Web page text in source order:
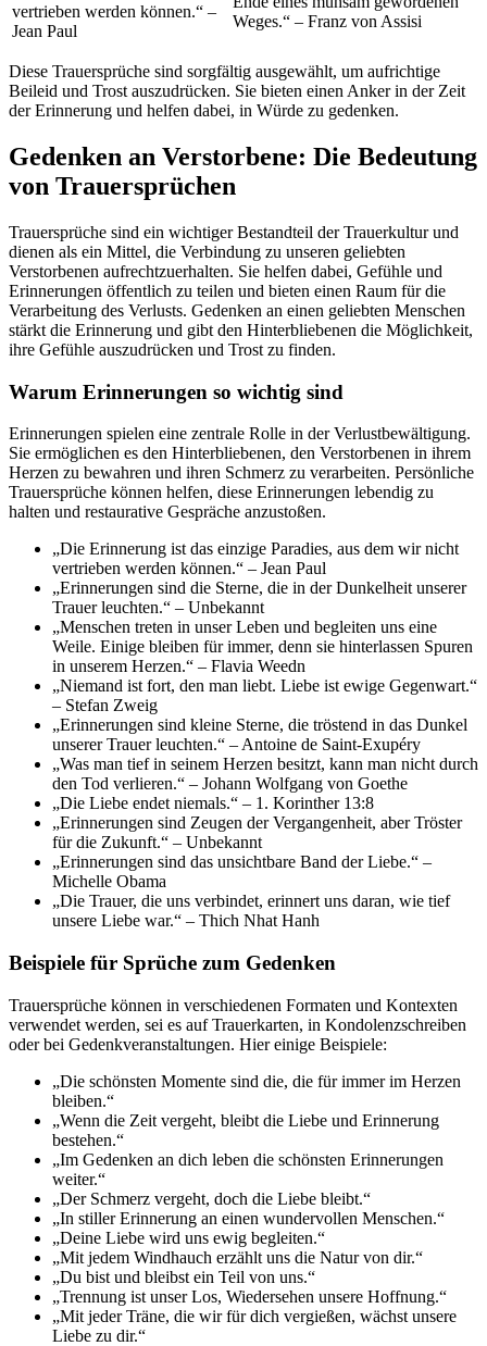
vertrieben werden können.“ –
Jean Paul
Weges.“ – Franz von Assisi
Diese Trauersprüche sind sorgfältig ausgewählt, um aufrichtige
Beileid und Trost auszudrücken. Sie bieten einen Anker in der Zeit
der Erinnerung und helfen dabei, in Würde zu gedenken.
Gedenken an Verstorbene: Die Bedeutung
von Trauersprüchen
Trauersprüche sind ein wichtiger Bestandteil der Trauerkultur und
dienen als ein Mittel, die Verbindung zu unseren geliebten
Verstorbenen aufrechtzuerhalten. Sie helfen dabei, Gefühle und
Erinnerungen öffentlich zu teilen und bieten einen Raum für die
Verarbeitung des Verlusts. Gedenken an einen geliebten Menschen
stärkt die Erinnerung und gibt den Hinterbliebenen die Möglichkeit,
ihre Gefühle auszudrücken und Trost zu finden.
Warum Erinnerungen so wichtig sind
Erinnerungen spielen eine zentrale Rolle in der Verlustbewältigung.
Sie ermöglichen es den Hinterbliebenen, den Verstorbenen in ihrem
Herzen zu bewahren und ihren Schmerz zu verarbeiten. Persönliche
Trauersprüche können helfen, diese Erinnerungen lebendig zu
halten und restaurative Gespräche anzustoßen.
„Die Erinnerung ist das einzige Paradies, aus dem wir nicht
vertrieben werden können.“ – Jean Paul
„Erinnerungen sind die Sterne, die in der Dunkelheit unserer
Trauer leuchten.“ – Unbekannt
„Menschen treten in unser Leben und begleiten uns eine
Weile. Einige bleiben für immer, denn sie hinterlassen Spuren
in unserem Herzen.“ – Flavia Weedn
„Niemand ist fort, den man liebt. Liebe ist ewige Gegenwart.“
– Stefan Zweig
„Erinnerungen sind kleine Sterne, die tröstend in das Dunkel
unserer Trauer leuchten.“ – Antoine de Saint-Exupéry
„Was man tief in seinem Herzen besitzt, kann man nicht durch
den Tod verlieren.“ – Johann Wolfgang von Goethe
„Die Liebe endet niemals.“ – 1. Korinther 13:8
„Erinnerungen sind Zeugen der Vergangenheit, aber Tröster
für die Zukunft.“ – Unbekannt
„Erinnerungen sind das unsichtbare Band der Liebe.“ –
Michelle Obama
„Die Trauer, die uns verbindet, erinnert uns daran, wie tief
unsere Liebe war.“ – Thich Nhat Hanh
Beispiele für Sprüche zum Gedenken
Trauersprüche können in verschiedenen Formaten und Kontexten
verwendet werden, sei es auf Trauerkarten, in Kondolenzschreiben
oder bei Gedenkveranstaltungen. Hier einige Beispiele:
„Die schönsten Momente sind die, die für immer im Herzen
bleiben.“
„Wenn die Zeit vergeht, bleibt die Liebe und Erinnerung
bestehen.“
„Im Gedenken an dich leben die schönsten Erinnerungen
weiter.“
„Der Schmerz vergeht, doch die Liebe bleibt.“
„In stiller Erinnerung an einen wundervollen Menschen.“
„Deine Liebe wird uns ewig begleiten.“
„Mit jedem Windhauch erzählt uns die Natur von dir.“
„Du bist und bleibst ein Teil von uns.“
„Trennung ist unser Los, Wiedersehen unsere Hoffnung.“
„Mit jeder Träne, die wir für dich vergießen, wächst unsere
Liebe zu dir.“